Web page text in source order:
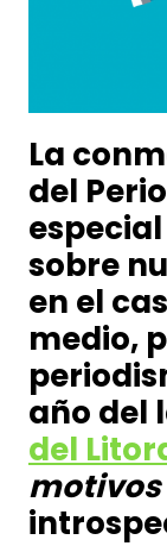
La
del
sobre
en el
medio,
año del
del
motivos